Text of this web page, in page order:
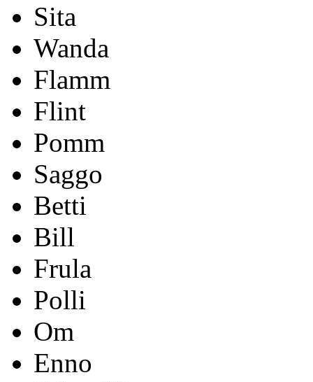
Sita
Wanda
Flamm
Flint
Pomm
Saggo
Betti
Bill
Frula
Polli
Om
Enno